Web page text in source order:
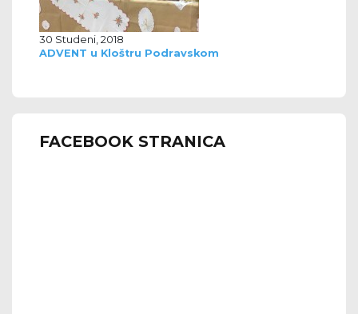
30 Studeni, 2018
ADVENT u Kloštru Podravskom
FACEBOOK STRANICA